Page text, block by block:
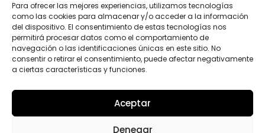
Para ofrecer las mejores experiencias, utilizamos tecnologías
como las cookies para almacenar y/o acceder a la información
del dispositivo. El consentimiento de estas tecnologías nos
permitirá procesar datos como el comportamiento de
navegación o las identificaciones únicas en este sitio. No
consentir o retirar el consentimiento, puede afectar negativamente
a ciertas características y funciones.
Aceptar
Denegar